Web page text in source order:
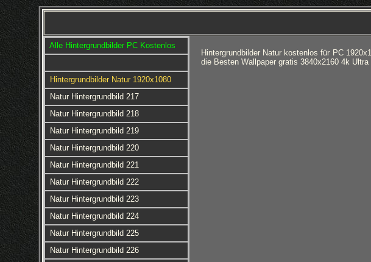
Alle Hintergrundbilder PC Kostenlos
Hintergrundbilder Natur 1920x1080
Natur Hintergrundbild 217
Natur Hintergrundbild 218
Natur Hintergrundbild 219
Natur Hintergrundbild 220
Natur Hintergrundbild 221
Natur Hintergrundbild 222
Natur Hintergrundbild 223
Natur Hintergrundbild 224
Natur Hintergrundbild 225
Natur Hintergrundbild 226
Hintergrundbilder Natur kostenlos für PC
die Besten Wallpaper gratis 3840x2160 4k